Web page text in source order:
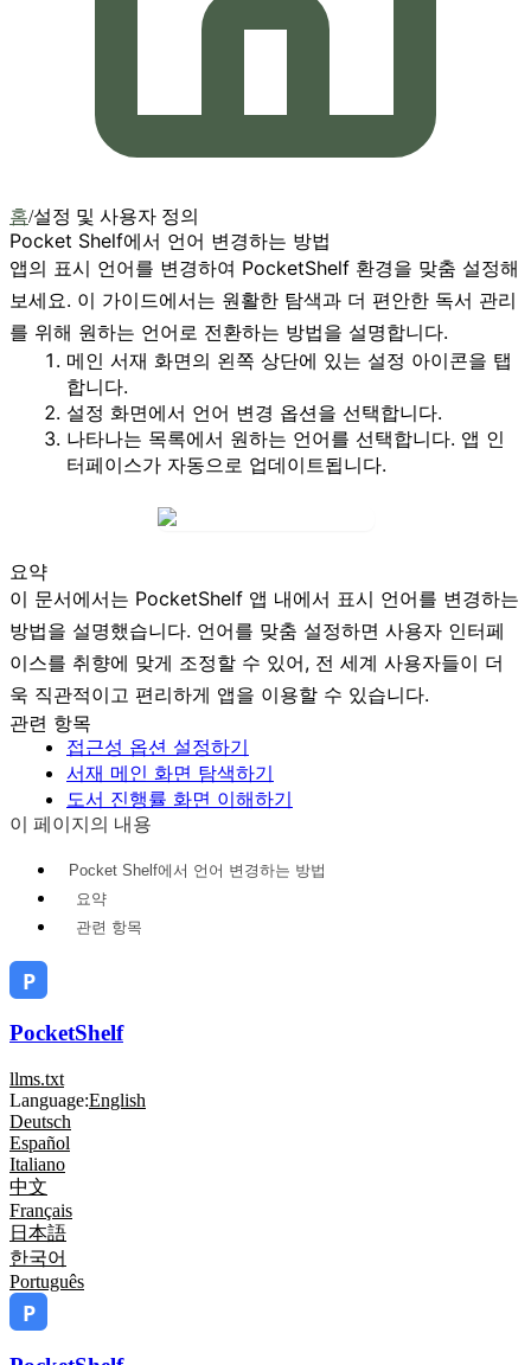
홈/설정 및 사용자 정의
Pocket Shelf에서 언어 변경하는 방법
앱의 표시 언어를 변경하여 PocketShelf 환경을 맞춤 설정해
보세요. 이 가이드에서는 원활한 탐색과 더 편안한 독서 관리
를 위해 원하는 언어로 전환하는 방법을 설명합니다.
메인 서재 화면의 왼쪽 상단에 있는 설정 아이콘을 탭
합니다.
설정 화면에서 언어 변경 옵션을 선택합니다.
나타나는 목록에서 원하는 언어를 선택합니다. 앱 인
터페이스가 자동으로 업데이트됩니다.
요약
이 문서에서는 PocketShelf 앱 내에서 표시 언어를 변경하는
방법을 설명했습니다. 언어를 맞춤 설정하면 사용자 인터페
이스를 취향에 맞게 조정할 수 있어, 전 세계 사용자들이 더
욱 직관적이고 편리하게 앱을 이용할 수 있습니다.
관련 항목
접근성 옵션 설정하기
서재 메인 화면 탐색하기
도서 진행률 화면 이해하기
이 페이지의 내용
Pocket Shelf에서 언어 변경하는 방법
요약
관련 항목
PocketShelf
llms.txt
Language:English
Deutsch
Español
Italiano
中文
Français
日本語
한국어
Português